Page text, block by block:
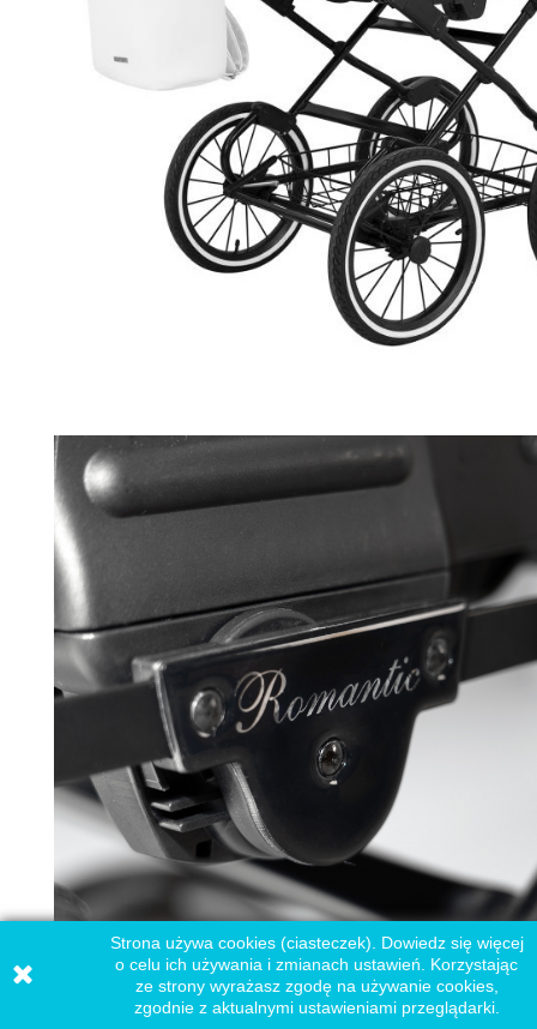
Strona używa cookies (ciasteczek). Dowiedz się więcej
o celu ich używania i zmianach ustawień. Korzystając
ze strony wyrażasz zgodę na używanie cookies,
zgodnie z aktualnymi ustawieniami przeglądarki.